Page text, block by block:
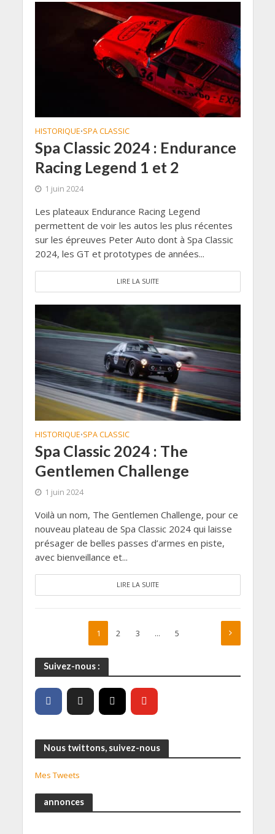
HISTORIQUE•SPA CLASSIC
Spa Classic 2024 : Endurance
Racing Legend 1 et 2
1 juin 2024
Les plateaux Endurance Racing Legend
permettent de voir les autos les plus récentes
sur les épreuves Peter Auto dont à Spa Classic
2024, les GT et prototypes de années...
LIRE LA SUITE
HISTORIQUE•SPA CLASSIC
Spa Classic 2024 : The
Gentlemen Challenge
1 juin 2024
Voilà un nom, The Gentlemen Challenge, pour ce
nouveau plateau de Spa Classic 2024 qui laisse
présager de belles passes d’armes en piste,
avec bienveillance et...
LIRE LA SUITE
1 2 3 … 5
Suivez-nous :
Nous twittons, suivez-nous
Mes Tweets
annonces